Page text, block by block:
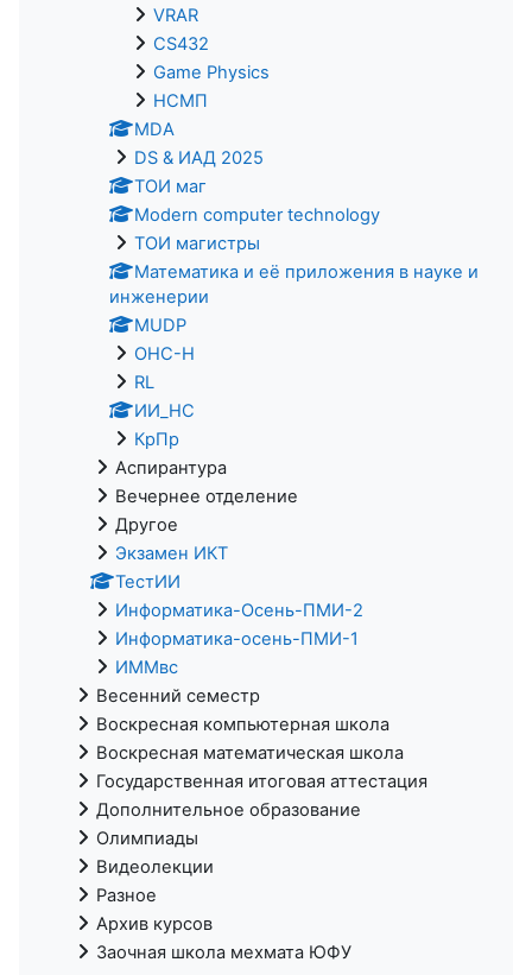
VRAR
CS432
Game Physics
НСМП
MDA
DS & ИАД 2025
ТОИ маг
Modern computer technology
ТОИ магистры
Математика и её приложения в науке и
инженерии
MUDP
ОНС-Н
RL
ИИ_НС
КрПр
Аспирантура
Вечернее отделение
Другое
Экзамен ИКТ
ТестИИ
Информатика-Осень-ПМИ-2
Информатика-осень-ПМИ-1
ИММвс
Весенний семестр
Воскресная компьютерная школа
Воскресная математическая школа
Государственная итоговая аттестация
Дополнительное образование
Олимпиады
Видеолекции
Разное
Архив курсов
Заочная школа мехмата ЮФУ